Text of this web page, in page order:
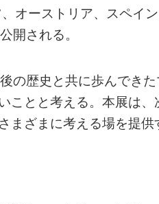
オーストリア、スペイ
開される。
の歴史と共に歩んでき
ことと考える。本展は
ざまに考える場を提供